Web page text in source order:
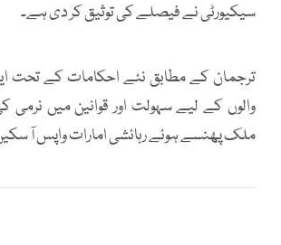
سیکیورٹی نے فیصلے کی توثیق کر دی ہے۔
ترجمان کے مطابق نئے احکامات کے تحت
والوں کے لیے سہولت اور قوانین میں نرمی
ملک پھنسے ہوئے رہائشی امارات واپس آ